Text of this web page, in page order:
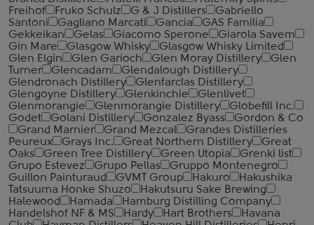
Freihof
Fruko Schulz G & J Distillers
Gabriello
Santoni
Gagliano Marcati Gancia
GAS Familia
Gekkeikan
Gelas Giacomo Sperone
Giarola Savem
Gin Mare
Glasgow Whisky
Glasgow Whisky Limited
Glen Elgin
Glen Garioch Glen Moray Distillery
Glen
Turner
Glencadam
Glendalough Distillery
Glendronach Distillery
Glenfarclas Distillery
Glengoyne Distillery
Glenkinchie
Glenlivet
Glenmorangie
Glenmorangie Distillery
Globefill Inc.
Godet
Golani Distillery Gonzalez Byass
Gordon & Co
Grand Marnier
Grand Mezcal
Grandes Distilleries
Peureux
Grays Inc. Great Northern Distillery
Great
Oaks
Green Tree Distillery Green Utopia
Grenki list
Grupo Estevez
Grupo Pellas
Gruppo Montenegro
Guillon Painturaud
GVMT Group Hakuro
Hakushika
Tatsuuma Honke Shuzo
Hakutsuru Sake Brewing
Halewood
Hamada
Hamburg Distilling Company
Handelshof NF & MS
Hardy Hart Brothers
Havana